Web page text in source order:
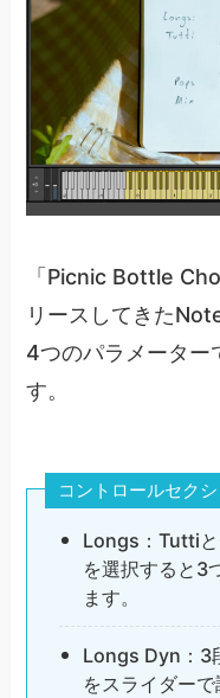
「Picnic Bottle
リースしてきた
4つのパラメーター
す。
コントロールセク
Longs：Tutti
を選択すると3
ます。
Longs Dyn：3
をスライダー